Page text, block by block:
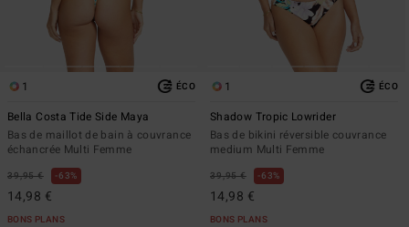
1 ÉCO
Bella Costa Tide Side Maya
Bas de maillot de bain à couvrance
échancrée Multi Femme
39,95 € 63%
14,98 €
BONS PLANS
1 ÉCO
Shadow Tropic Lowrider
Bas de bikini réversible couvrance
medium Multi Femme
39,95 € 63%
14,98 €
BONS PLANS